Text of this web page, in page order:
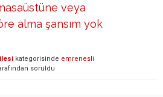
veya
alma şansım yok
kategorisinde emrenesli
soruldu